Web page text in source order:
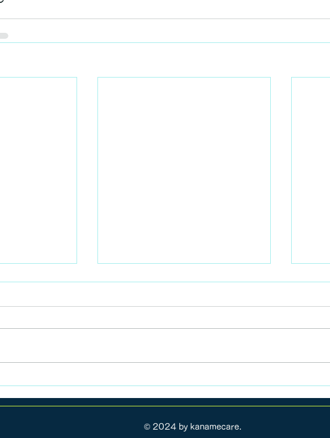
サボり気味なアメブロとイン
していてくれたことを知り、全然
ですｗ たまには、近況報告がて
らに、ブログ投稿したいと思いま
© 2024 by kanamecare.